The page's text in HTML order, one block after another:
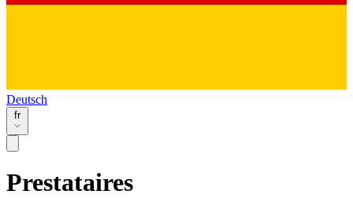
Deutsch
fr
Prestataires